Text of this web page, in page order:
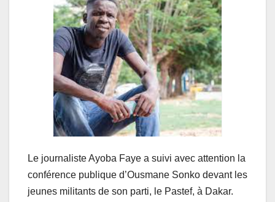
Le journaliste Ayoba Faye a suivi avec attention la
conférence publique d’Ousmane Sonko devant les
jeunes militants de son parti, le Pastef, à Dakar.